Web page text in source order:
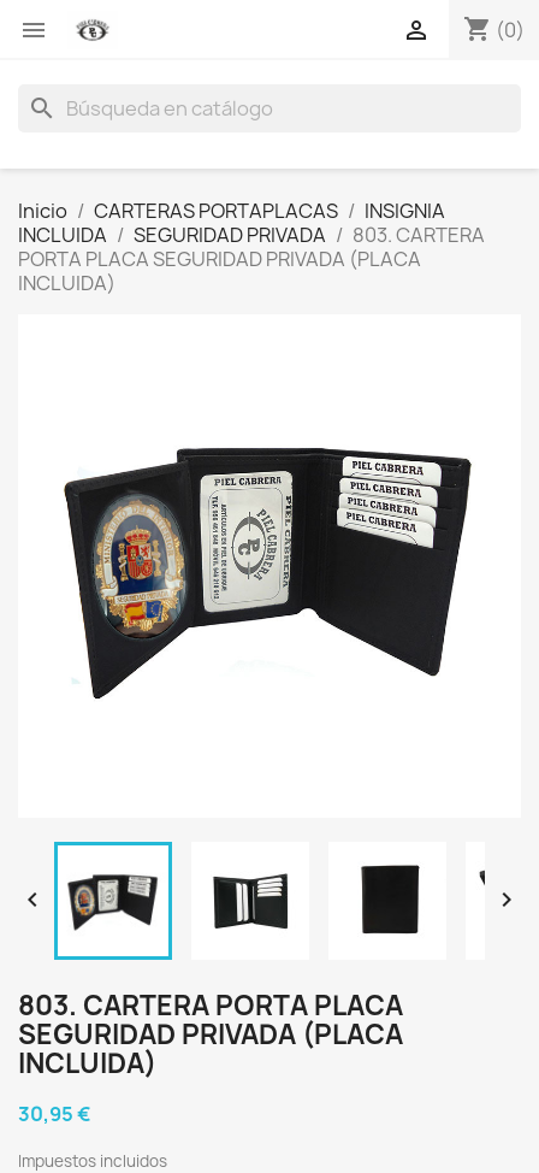
 shopping_cart (0)

search
Inicio CARTERAS PORTAPLACAS
INSIGNIA
INCLUIDA
SEGURIDAD PRIVADA
803. CARTERA
PORTA PLACA SEGURIDAD PRIVADA (PLACA
INCLUIDA)
 
803. CARTERA PORTA PLACA
SEGURIDAD PRIVADA (PLACA
INCLUIDA)
30,95 €
Impuestos incluidos